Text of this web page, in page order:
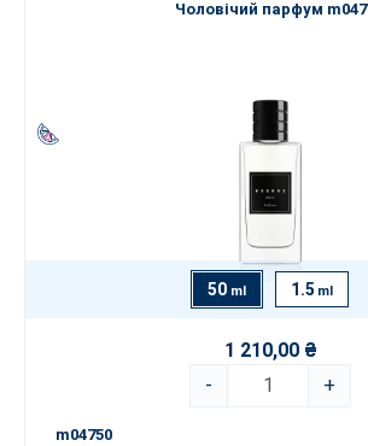
Чоловічий парфум m047
50 ml 1.5 ml
1 210,00 ₴
-
+
m04750